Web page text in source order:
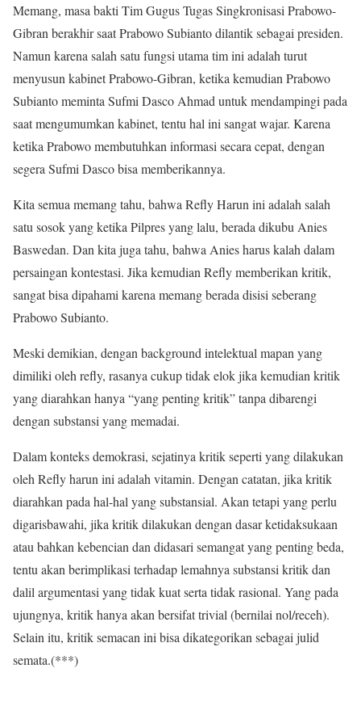
Memang, masa bakti Tim Gugus Tugas Singkronisasi Prabowo-
Gibran berakhir saat Prabowo Subianto dilantik sebagai presiden.
Namun karena salah satu fungsi utama tim ini adalah turut
menyusun kabinet Prabowo-Gibran, ketika kemudian Prabowo
Subianto meminta Sufmi Dasco Ahmad untuk mendampingi pada
saat mengumumkan kabinet, tentu hal ini sangat wajar. Karena
ketika Prabowo membutuhkan informasi secara cepat, dengan
segera Sufmi Dasco bisa memberikannya.
Kita semua memang tahu, bahwa Refly Harun ini adalah salah
satu sosok yang ketika Pilpres yang lalu, berada dikubu Anies
Baswedan. Dan kita juga tahu, bahwa Anies harus kalah dalam
persaingan kontestasi. Jika kemudian Refly memberikan kritik,
sangat bisa dipahami karena memang berada disisi seberang
Prabowo Subianto.
Meski demikian, dengan background intelektual mapan yang
dimiliki oleh refly, rasanya cukup tidak elok jika kemudian kritik
yang diarahkan hanya “yang penting kritik” tanpa dibarengi
dengan substansi yang memadai.
Dalam konteks demokrasi, sejatinya kritik seperti yang dilakukan
oleh Refly harun ini adalah vitamin. Dengan catatan, jika kritik
diarahkan pada hal-hal yang substansial. Akan tetapi yang perlu
digarisbawahi, jika kritik dilakukan dengan dasar ketidaksukaan
atau bahkan kebencian dan didasari semangat yang penting beda,
tentu akan berimplikasi terhadap lemahnya substansi kritik dan
dalil argumentasi yang tidak kuat serta tidak rasional. Yang pada
ujungnya, kritik hanya akan bersifat trivial (bernilai nol/receh).
Selain itu, kritik semacan ini bisa dikategorikan sebagai julid
semata.(***)